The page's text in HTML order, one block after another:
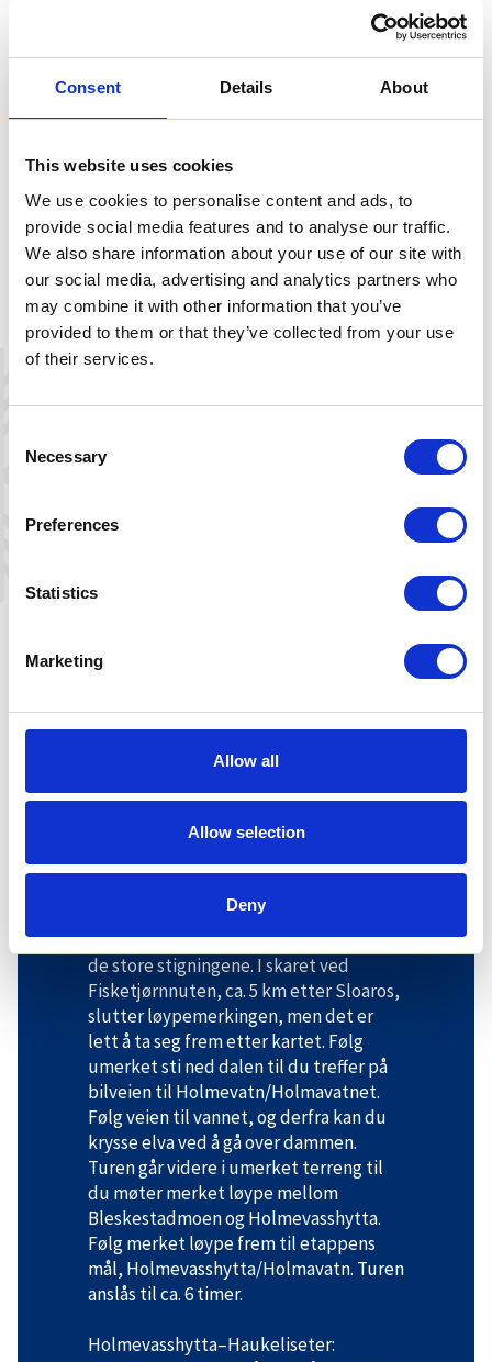
Consent Details About
This website uses cookies
We use cookies to personalise content and ads, to
provide social media features and to analyse our traffic.
We also share information about your use of our site with
our social media, advertising and analytics partners who
may combine it with other information that you’ve
provided to them or that they’ve collected from your use
of their services.
Selection
Necessary
Preferences
Statistics
Marketing
Allow all
Allow selection
Deny
Kulturetappen: Sloaros–Storhedder–
Sloaros:
For nesten tusen år siden ble runer og
reinsdyrtegninger samt tegninger av
svært viktig. Syv hestetegninger kan
kanskje fortelle at jegerne kom
ridende, at Storhedder var en
samlingsplass for hestepassere, eller at
hesten var et spesielt viktig dyr i
mellomalderen?
Ved å ta en dagstur fra Sloaros til
nasjonale kulturminnet. Du bør
etappen.
Langevatn. Frem til første verdenskrig
gruvesjaktene anbefales det ikke å gå
Men her finnes det hustufter,
forlatt utstyr som minner om tidligere
kulturhistorisk opplevelse 1000 moh.
Har du med telt, er dette et flott sted å
Sloaros–Holmevasshytta:
også omtalt som Holmavatnhytta.
Turen går i forholdsvis lett terreng uten
de store stigningene. I skaret ved
Fisketjørnnuten, ca. 5 km etter Sloaros,
slutter løypemerkingen, men det er
lett å ta seg frem etter kartet. Følg
umerket sti ned dalen til du treffer på
bilveien til Holmevatn/Holmavatnet.
Følg veien til vannet, og derfra kan du
krysse elva ved å gå over dammen.
Turen går videre i umerket terreng til
du møter merket løype mellom
Bleskestadmoen og Holmevasshytta.
Følg merket løype frem til etappens
mål, Holmevasshytta/Holmavatn. Turen
anslås til ca. 6 timer.
Holmevasshytta–Haukeliseter: